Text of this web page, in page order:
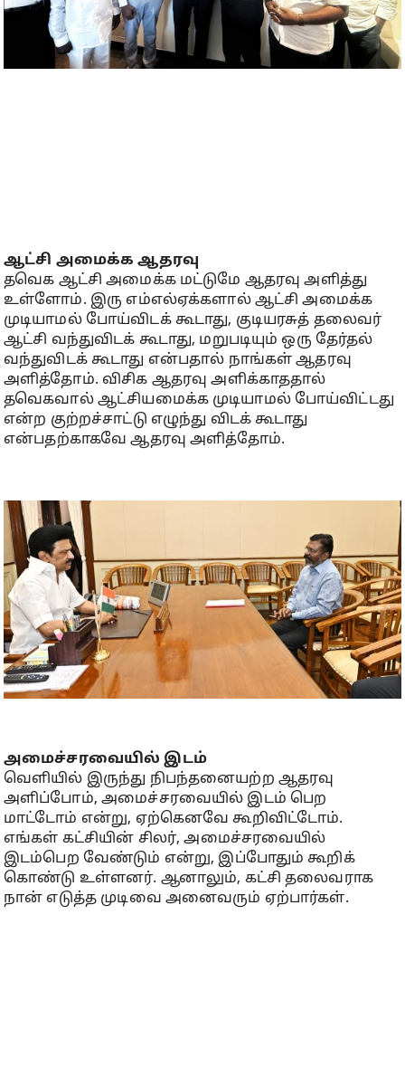
ஆட்சி அமைக்க ஆதரவு
தவெக ஆட்சி அமைக்க மட்டுமே ஆதரவு அளித்து
உள்ளோம். இரு எம்எல்ஏக்களால் ஆட்சி அமைக்க
முடியாமல் போய்விடக் கூடாது, குடியரசுத் தலைவர்
ஆட்சி வந்துவிடக் கூடாது, மறுபடியும் ஒரு தேர்தல்
வந்துவிடக் கூடாது என்பதால் நாங்கள் ஆதரவு
அளித்தோம். விசிக ஆதரவு அளிக்காததால்
தவெகவால் ஆட்சியமைக்க முடியாமல் போய்விட்டது
என்ற குற்றச்சாட்டு எழுந்து விடக் கூடாது
என்பதற்காகவே ஆதரவு அளித்தோம்.
அமைச்சரவையில் இடம்
வெளியில் இருந்து நிபந்தனையற்ற ஆதரவு
அளிப்போம், அமைச்சரவையில் இடம் பெற
மாட்டோம் என்று, ஏற்கெனவே கூறிவிட்டோம்.
எங்கள் கட்சியின் சிலர், அமைச்சரவையில்
இடம்பெற வேண்டும் என்று, இப்போதும் கூறிக்
கொண்டு உள்ளனர். ஆனாலும், கட்சி தலைவராக
நான் எடுத்த முடிவை அனைவரும் ஏற்பார்கள்.